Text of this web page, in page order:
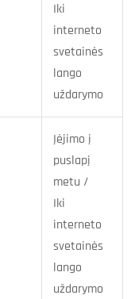
Iki
interneto
svetainės
lango
uždarymo
Įėjimo į
puslapį
metu /
Iki
interneto
svetainės
lango
uždarymo